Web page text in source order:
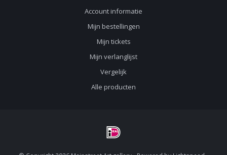
Account informatie
Mijn bestellingen
Mijn tickets
Mijn verlanglijst
Vergelijk
Alle producten